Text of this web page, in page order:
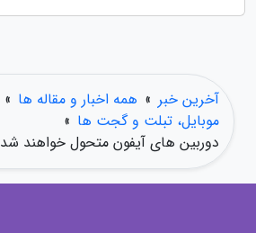
آخرین خبر » همه اخبار و مقاله ها »
موبایل، تبلت و گجت ها »
دوربین های آیفون متحول خواهند شد